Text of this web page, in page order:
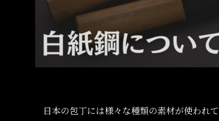
日本の包丁には様々な種類の素材が使われ